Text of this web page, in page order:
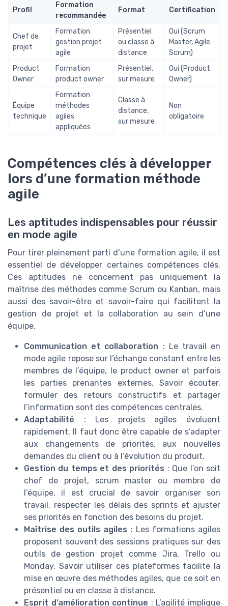
Profil
Formation
recommandée
Format Certification
Chef de
projet
Formation
gestion projet
agile
Présentiel
ou classe à
distance
Oui (Scrum
Master, Agile
Scrum)
Product
Owner
Formation
product owner
Présentiel,
sur mesure
Oui (Product
Owner)
Équipe
technique
Formation
méthodes
agiles
appliquées
Classe à
distance,
sur mesure
Non
obligatoire
Compétences clés à développer
lors d’une formation méthode
agile
Les aptitudes indispensables pour réussir
en mode agile
Pour tirer pleinement parti d’une formation agile, il est
essentiel de développer certaines compétences clés.
Ces aptitudes ne concernent pas uniquement la
maîtrise des méthodes comme Scrum ou Kanban, mais
aussi des savoir-être et savoir-faire qui facilitent la
gestion de projet et la collaboration au sein d’une
équipe.
Communication et collaboration : Le travail en
mode agile repose sur l’échange constant entre les
membres de l’équipe, le product owner et parfois
les parties prenantes externes. Savoir écouter,
formuler des retours constructifs et partager
l’information sont des compétences centrales.
Adaptabilité : Les projets agiles évoluent
rapidement. Il faut donc être capable de s’adapter
aux changements de priorités, aux nouvelles
demandes du client ou à l’évolution du produit.
Gestion du temps et des priorités : Que l’on soit
chef de projet, scrum master ou membre de
l’équipe, il est crucial de savoir organiser son
travail, respecter les délais des sprints et ajuster
ses priorités en fonction des besoins du projet.
Maîtrise des outils agiles : Les formations agiles
proposent souvent des sessions pratiques sur des
outils de gestion projet comme Jira, Trello ou
Monday. Savoir utiliser ces plateformes facilite la
mise en œuvre des méthodes agiles, que ce soit en
présentiel ou en classe à distance.
Esprit d’amélioration continue : L’agilité implique